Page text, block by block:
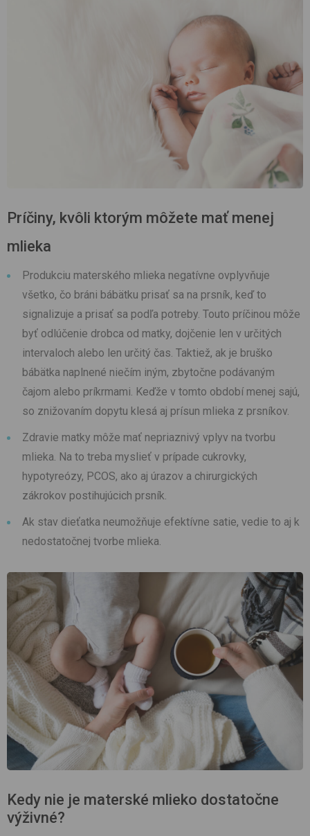
Príčiny, kvôli ktorým môžete mať menej
mlieka
Produkciu materského mlieka negatívne ovplyvňuje
všetko, čo bráni bábätku prisať sa na prsník, keď to
signalizuje a prisať sa podľa potreby. Touto príčinou môže
byť odlúčenie drobca od matky, dojčenie len v určitých
intervaloch alebo len určitý čas. Taktiež, ak je bruško
bábätka naplnené niečím iným, zbytočne podávaným
čajom alebo príkrmami. Keďže v tomto období menej sajú,
so znižovaním dopytu klesá aj prísun mlieka z prsníkov.
Zdravie matky môže mať nepriaznivý vplyv na tvorbu
mlieka. Na to treba myslieť v prípade cukrovky,
hypotyreózy, PCOS, ako aj úrazov a chirurgických
zákrokov postihujúcich prsník.
Ak stav dieťatka neumožňuje efektívne satie, vedie to aj k
nedostatočnej tvorbe mlieka.
Kedy nie je materské mlieko dostatočne
výživné?